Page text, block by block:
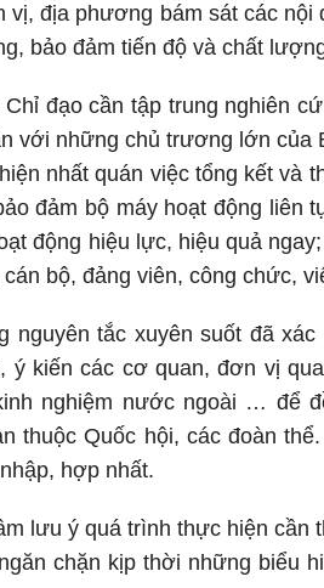
vị, địa phương bám sát các
bảo đảm tiến độ và chất
đạo cần tập trung nghiên
với những chủ trương lớn
nhất quán việc tổng kết và
đảm bộ máy hoạt động liên
động hiệu lực, hiệu quả
bộ, đảng viên, công chức,
nguyên tắc xuyên suốt đã
ý kiến các cơ quan, đơn vị
nghiệm nước ngoài … để
thuộc Quốc hội, các đoàn
hợp nhất.
lưu ý quá trình thực hiện cần
chặn kịp thời những biểu